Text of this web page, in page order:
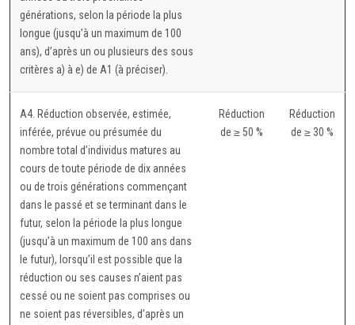
générations, selon la période la plus
longue (jusqu’à un maximum de 100
ans), d’après un ou plusieurs des sous
critères a) à e) de A1 (à préciser).
A4. Réduction observée, estimée,
inférée, prévue ou présumée du
nombre total d’individus matures au
cours de toute période de dix années
ou de trois générations commençant
dans le passé et se terminant dans le
futur, selon la période la plus longue
(jusqu’à un maximum de 100 ans dans
le futur), lorsqu’il est possible que la
réduction ou ses causes n’aient pas
cessé ou ne soient pas comprises ou
ne soient pas réversibles, d’après un
Réduction
de ≥ 50 %
Réduction
de ≥ 30 %